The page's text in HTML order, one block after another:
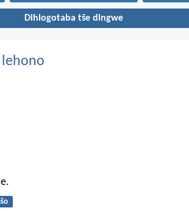
Dihlogotaba tše dingwe
lehono